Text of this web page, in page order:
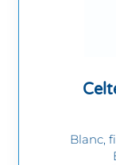
Blanc,